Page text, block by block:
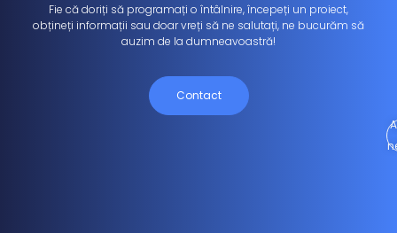
Fie că doriți să programați o întâlnire, începeți un proiect,
obțineți informații sau doar vreți să ne salutați, ne bucurăm să
auzim de la dumneavoastră!
Contact